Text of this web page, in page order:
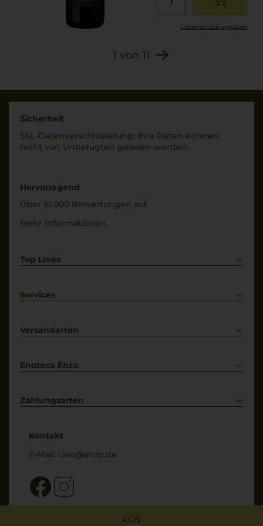
Lebensmittel­angaben
1 von 11
Sicherheit
SSL-Daten­verschlüs­selung: Ihre Daten können
nicht von Unbe­fugten gelesen werden.
Hervorragend
Über 10.000 Bewertungen auf
Mehr Informationen
Top Links
Weißwein
Services
Kontakt
Versandarten
Enoteca Enzo
Bewertungs-Richtlinien
Zahlungsarten
Kontakt
E-Mail: ciao@enzo.de
AGB